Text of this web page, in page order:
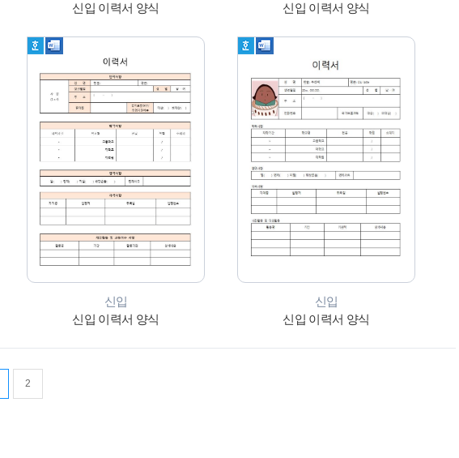
신입 이력서 양식
신입 이력서 양식
신입
신입 이력서 양식
신입
신입 이력서 양식
2